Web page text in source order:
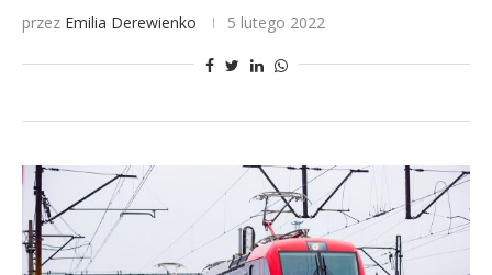
przez Emilia Derewienko 5 lutego 2022